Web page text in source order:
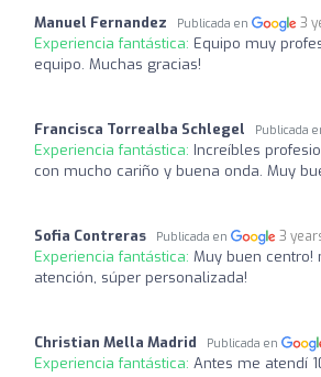
Manuel Fernandez Publicada en 3
Experiencia fantástica: Equipo muy
equipo. Muchas gracias!
Francisca Torrealba Schlegel Publicada
Experiencia fantástica: Increíbles
con mucho cariño y buena onda. Muy
Sofia Contreras Publicada en 3
Experiencia fantástica: Muy buen centro!
atención, súper personalizada!
Christian Mella Madrid Publicada en
Experiencia fantástica: Antes me atendí